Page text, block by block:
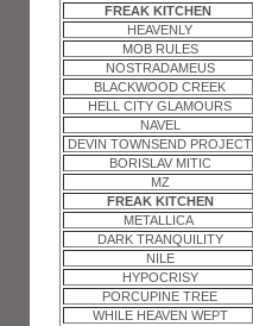
FREAK KITCHEN
HEAVENLY
MOB RULES
NOSTRADAMEUS
BLACKWOOD CREEK
HELL CITY GLAMOURS
NAVEL
DEVIN TOWNSEND PROJECT
BORISLAV MITIC
MZ
FREAK KITCHEN
METALLICA
DARK TRANQUILITY
NILE
HYPOCRISY
PORCUPINE TREE
WHILE HEAVEN WEPT